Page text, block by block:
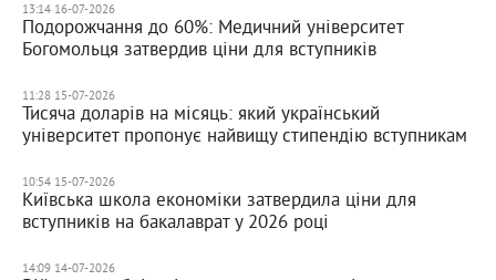
13:14 16-07-2026
Подорожчання до 60%: Медичний університет
Богомольця затвердив ціни для вступників
11:28 15-07-2026
Тисяча доларів на місяць: який український
університет пропонує найвищу стипендію вступникам
10:54 15-07-2026
Київська школа економіки затвердила ціни для
вступників на бакалаврат у 2026 році
14:09 14-07-2026